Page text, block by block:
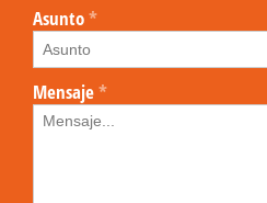
Asunto*
Mensaje*